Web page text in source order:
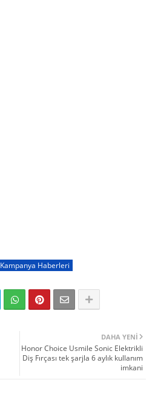
Kampanya Haberleri
DAHA YENI
Honor Choice Usmile Sonic Elektrikli
Diş Fırçası tek şarjla 6 aylık kullanım
imkani